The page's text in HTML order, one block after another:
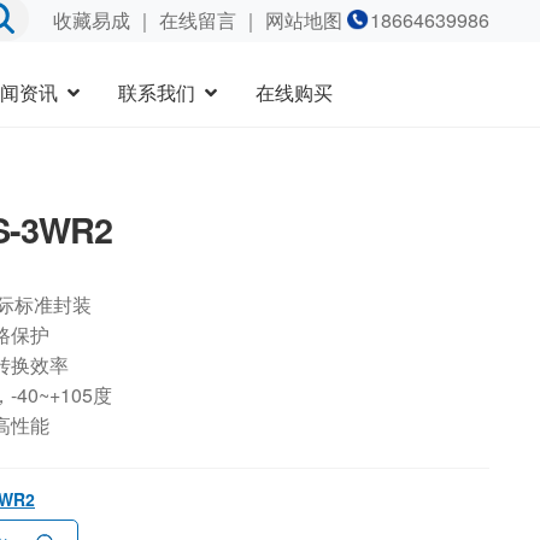
收藏易成｜ 在线留言｜ 网站地图 18664639986
资讯 联系我们 在线购买
3WR2
标准封装
保护
换效率
-40~+105度
性能